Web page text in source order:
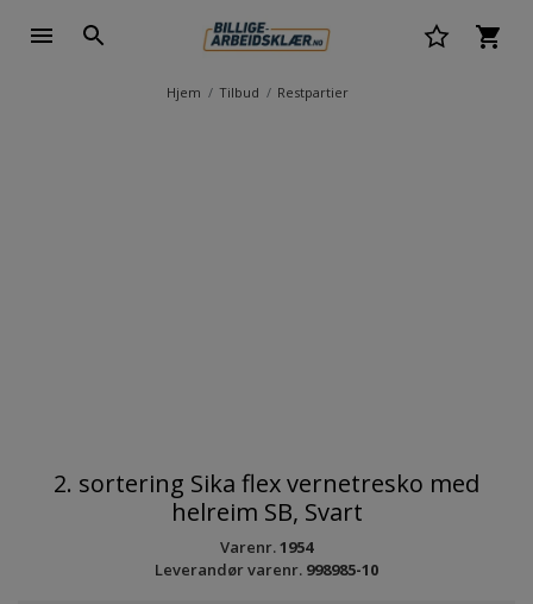
Hjem Tilbud Restpartier
2. sortering Sika flex vernetresko med
helreim SB, Svart
Varenr.1954
Leverandør varenr. 998985-10